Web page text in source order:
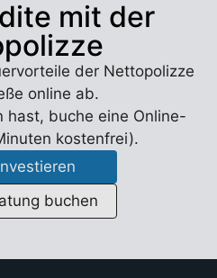
mit der
der Nettopolizze
online ab.
hast, buche eine Online-
kostenfrei).
buchen